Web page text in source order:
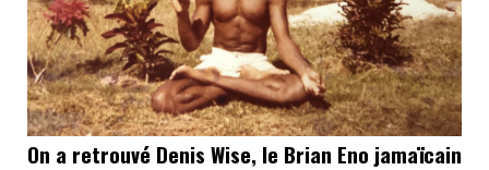
On a retrouvé Denis Wise, le Brian Eno jamaïcain